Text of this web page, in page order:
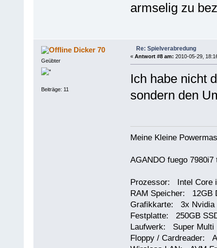
armselig zu
Dicker 70
Geübter
Beiträge: 11
Re: Spielverabredung
« Antwort #8 am: 2010-05-29,
Ich habe nicht
sondern den
Meine Kleine
AGANDO fuego 7980i7
Prozessor: Intel Core
RAM Speicher: 12GB
Grafikkarte: 3x Nvidia
Festplatte: 250GB
Laufwerk: Super Multi
Floppy / Cardreader: